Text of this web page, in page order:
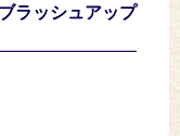
ラッシュアップ